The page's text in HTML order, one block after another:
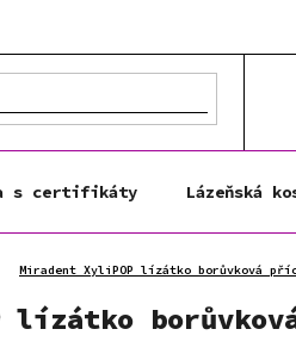
s certifikáty Lázeňská
Miradent XyliPOP lízátko borůvková
lízátko